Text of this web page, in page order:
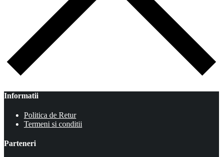
Informatii
Politica de Retur
Termeni si conditii
Parteneri